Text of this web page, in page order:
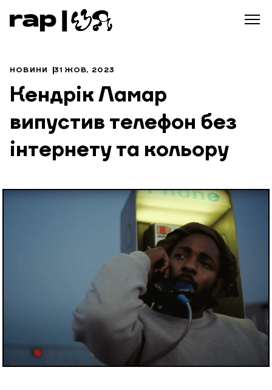
НОВИНИ 31 ЖОВ, 2023
Кендрік Ламар
випустив телефон без
інтернету та кольору